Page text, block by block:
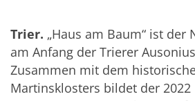
Trier. „Haus am Baum“ ist der
am Anfang der Trierer
Zusammen mit dem
Martinsklosters bildet der 2022